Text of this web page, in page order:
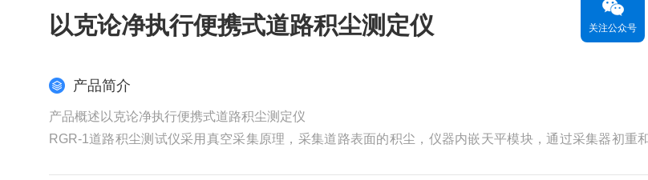
以克论净执行便携式道路积尘测定仪
产品简介
产品概述以克论净执行便携式道路积尘测定仪
RGR-1道路积尘测试仪采用真空采集原理，采集道路表面的积尘，仪器内嵌天平模块，通过采集器初重
关注公众号